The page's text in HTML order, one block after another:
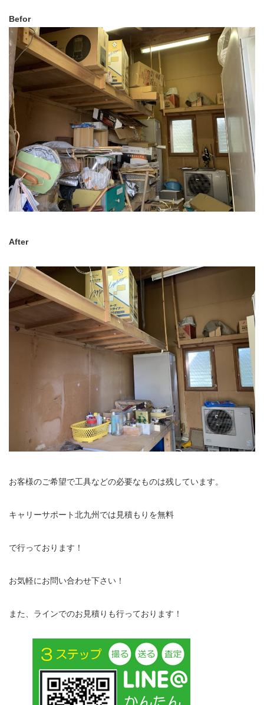
Befor
After
お客様のご希望で工具などの必要なものは残しています。
キャリーサポート北九州では見積もりを無料
で行っております！
お気軽にお問い合わせ下さい！
また、ラインでのお見積りも行っております！